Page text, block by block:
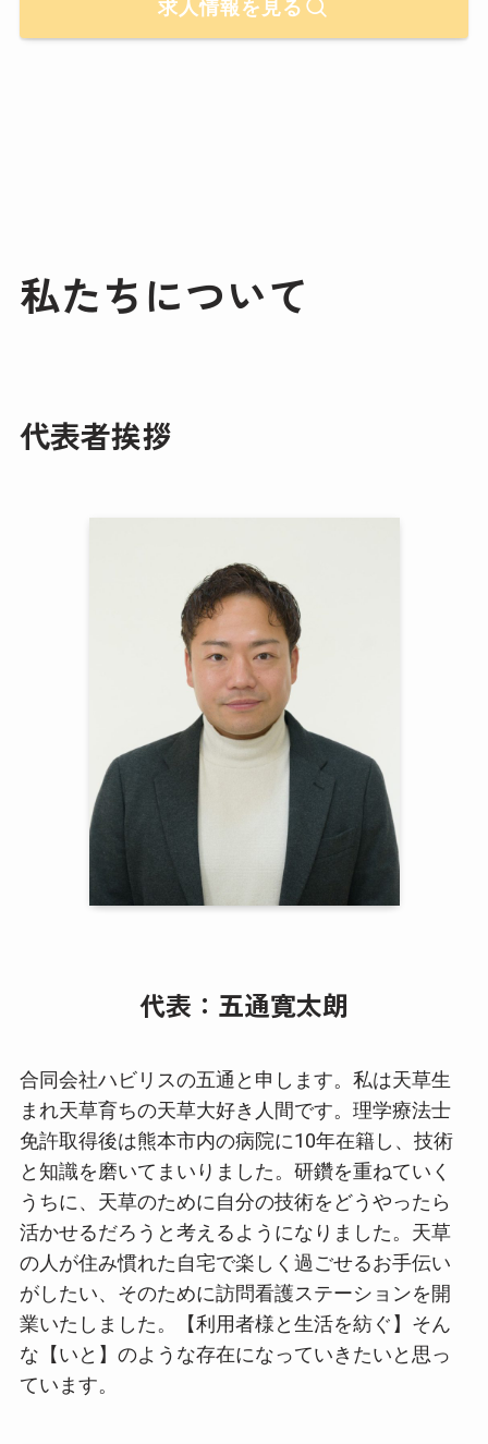
求人情報を見る
私たちについて
代表者挨拶
代表：五通寛太朗
合同会社ハビリスの五通と申します。私は天草生
まれ天草育ちの天草大好き人間です。理学療法士
免許取得後は熊本市内の病院に10年在籍し、技術
と知識を磨いてまいりました。研鑽を重ねていく
うちに、天草のために自分の技術をどうやったら
活かせるだろうと考えるようになりました。天草
の人が住み慣れた自宅で楽しく過ごせるお手伝い
がしたい、そのために訪問看護ステーションを開
業いたしました。【利用者様と生活を紡ぐ】そん
な【いと】のような存在になっていきたいと思っ
ています。